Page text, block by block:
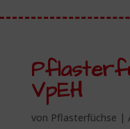
VpEH
von Pflasterfüchse |